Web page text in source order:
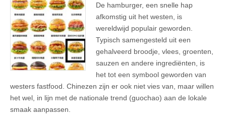
De hamburger, een snelle hap
afkomstig uit het westen, is
wereldwijd populair geworden.
Typisch samengesteld uit een
gehalveerd broodje, vlees, groenten,
sauzen en andere ingrediënten, is
het tot een symbool geworden van
westers fastfood. Chinezen zijn er ook niet vies van, maar willen
het wel, in lijn met de nationale trend (guochao) aan de lokale
smaak aanpassen.